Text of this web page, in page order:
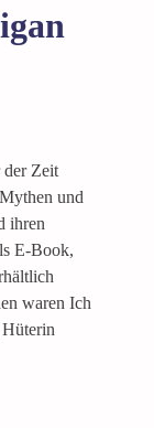
der Zeit
und
ihren
E-Book,
waren Ich